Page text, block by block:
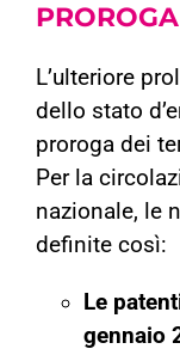
PROROGA
L’ulteriore
dello stato
proroga dei
Per la
nazionale, le
definite così:
Le
gennaio